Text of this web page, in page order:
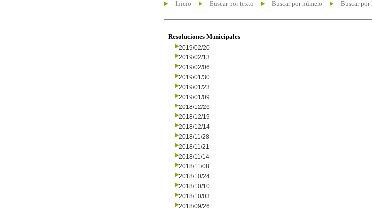
Inicio Buscar por texto Buscar por número Buscar por
Resoluciones Municipales
2019/02/20
2019/02/13
2019/02/06
2019/01/30
2019/01/23
2019/01/09
2018/12/26
2018/12/19
2018/12/14
2018/11/28
2018/11/21
2018/11/14
2018/11/08
2018/10/24
2018/10/10
2018/10/03
2018/09/26